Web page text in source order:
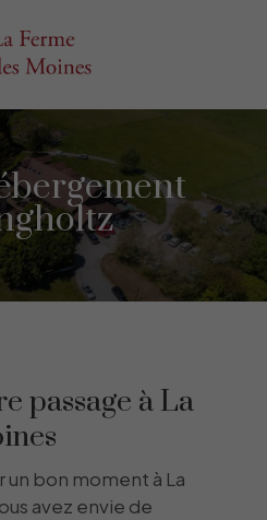
un bon moment à La
avez envie de